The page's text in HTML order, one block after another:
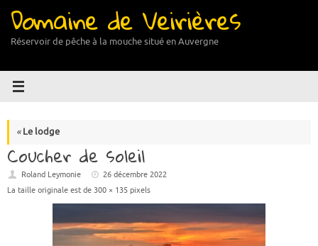
contenu
Domaine de Veirières
Réservoir de pêche à la mouche situé en Auvergne
«Le lodge
Coucher de soleil
Roland Leymonie
26 décembre 2022
La taille originale est de 300 × 135 pixels